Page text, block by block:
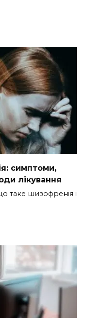
симптоми,
лікування
таке шизофренія і